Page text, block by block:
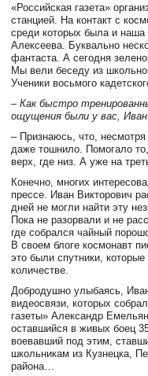
«Российская газета»
станцией. На контакт с
среди которых была и
Алексеева. Буквально
фантаста. А сегодня
Мы вели беседу из
Ученики восьмого
– Как быстро
ощущения были у вас,
– Признаюсь, что,
даже тошнило. Помогало
верх, где низ. А уже на
Конечно, многих
прессе. Иван Викторович
дней не могли найти эту
Пока не разорвали и не
где собрался чайный
В своем блоге космонавт
это были спутники,
количестве.
Добродушно улыбаясь,
видеосвязи, которых
газеты» Александр
оставшийся в живых боец
воевавший под этим,
школьникам из Кузнецка,
района…